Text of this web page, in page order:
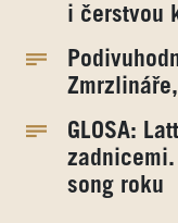
i čerstvou
GLOSA:
song roku